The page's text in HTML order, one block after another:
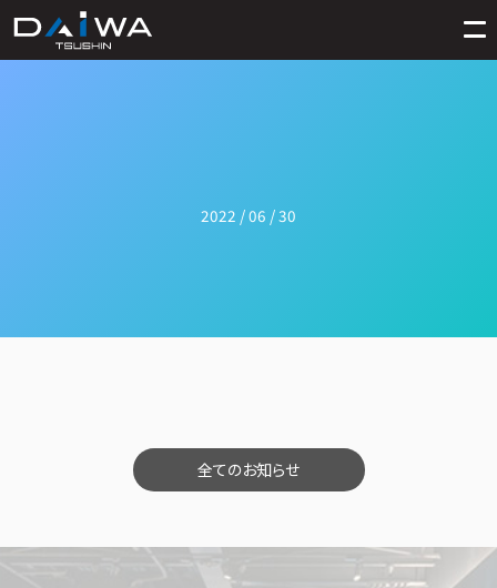
2022 / 06 / 30
全てのお知らせ